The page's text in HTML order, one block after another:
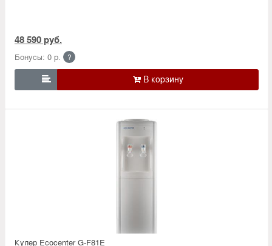
48 590 руб.
Бонусы: 0 р. ?

Кулер Ecocenter G-F81E